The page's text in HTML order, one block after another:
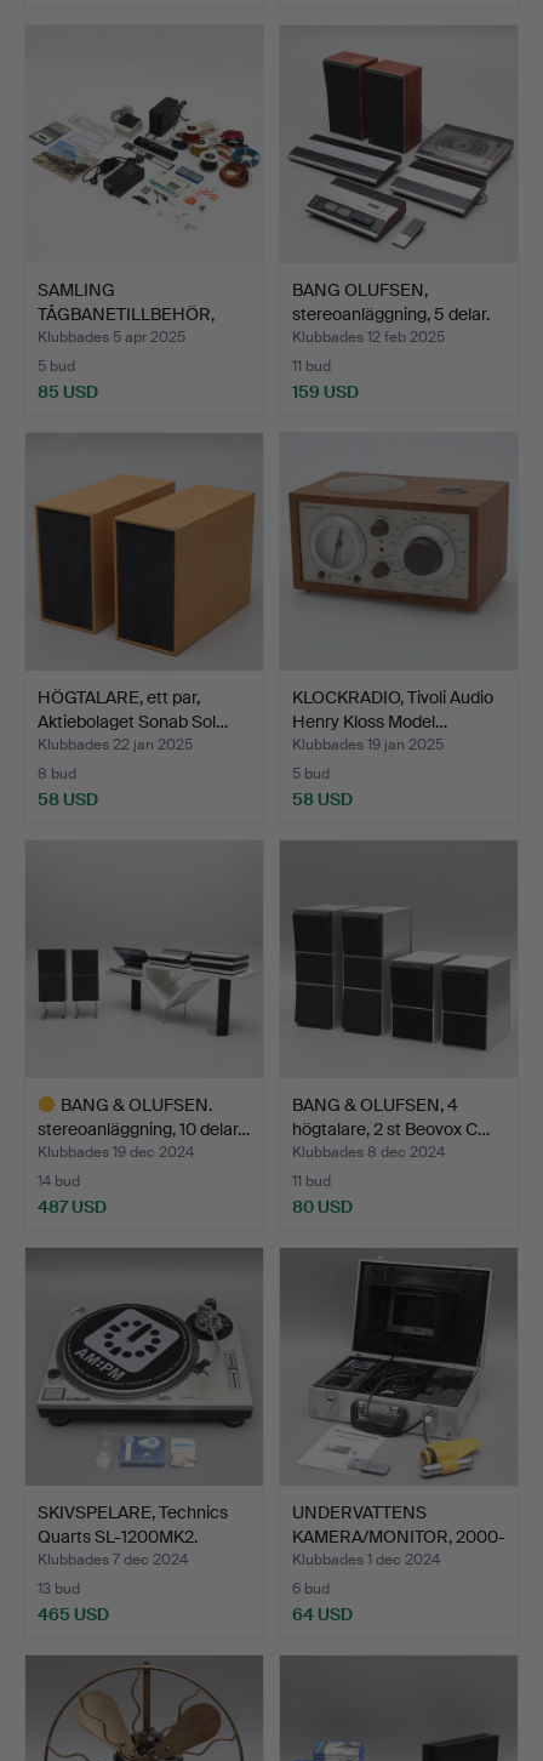
SAMLING
TÅGBANETILLBEHÖR,
bland annat plan…
Klubbades 5 apr 2025
5 bud
85 USD
BANG OLUFSEN,
stereoanläggning, 5 delar.
Klubbades 12 feb 2025
11 bud
159 USD
HÖGTALARE, ett par,
Aktiebolaget Sonab Sol…
Klubbades 22 jan 2025
8 bud
58 USD
KLOCKRADIO, Tivoli Audio
Henry Kloss Model…
Klubbades 19 jan 2025
5 bud
58 USD
BANG & OLUFSEN.
stereoanläggning, 10 delar…
Klubbades 19 dec 2024
14 bud
487 USD
BANG & OLUFSEN, 4
högtalare, 2 st Beovox C…
Klubbades 8 dec 2024
11 bud
80 USD
SKIVSPELARE, Technics
Quarts SL-1200MK2.
Klubbades 7 dec 2024
13 bud
465 USD
UNDERVATTENS
KAMERA/MONITOR, 2000-
tal.
Klubbades 1 dec 2024
6 bud
64 USD